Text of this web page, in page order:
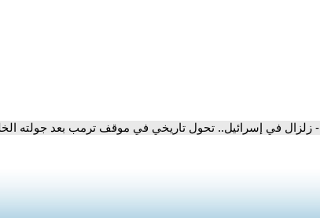
- زلزال في إسرائيل.. تحول تاريخي في موقف ترمب بعد جولته